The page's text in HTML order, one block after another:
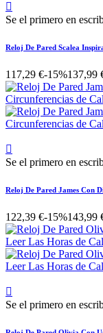

Se el primero en
Reloj De Pared Scalea
117,29 €-15%137,99

Se el primero en
Reloj De Pared James Con
122,39 €-15%143,99

Se el primero en